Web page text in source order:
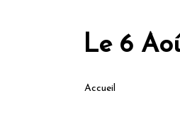
Le 6
Accueil